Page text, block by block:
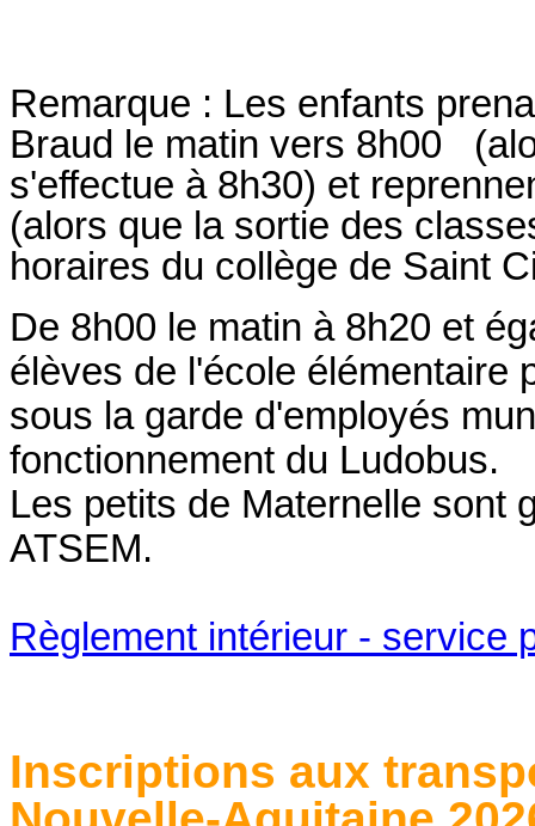
Remarque : Les enfants
Braud le matin vers 8h00
s'effectue à 8h30) et
(alors que la sortie des
horaires du collège de Saint
De 8h00 le matin à 8h20 et
élèves de l'école élémentaire
sous la garde d'employés
fonctionnement du Ludobus.
Les petits de Maternelle sont
ATSEM.
Règlement intérieur - service
Inscriptions aux